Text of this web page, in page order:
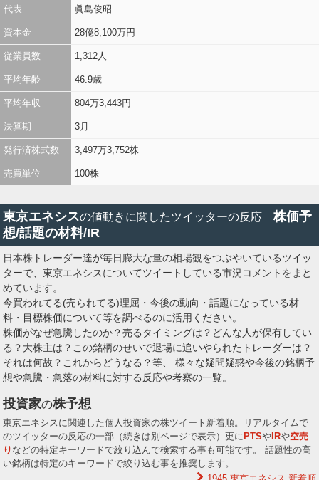
代表 眞島俊昭
資本金 28億8,100万円
従業員数 1,312人
平均年齢 46.9歳
平均年収 804万3,443円
決算期 3月
発行済株式数 3,497万3,752株
売買単位 100株
東京エネシスの値動きに関したツイッターの反応 株価予
想/話題の材料/IR
日本株トレーダー達が毎日膨大な量の相場観をつぶやいているツイッ
ターで、東京エネシスについてツイートしている市況コメントをまと
めています。
今買われてる(売られてる)理屈・今後の動向・話題になっている材
料・目標株価について等を調べるのに活用ください。
株価がなぜ急騰したのか？売るタイミングは？どんな人が保有してい
る？大株主は？この銘柄のせいで退場に追いやられたトレーダーは？
それは何故？これからどうなる？等、 様々な疑問疑惑や今後の銘柄予
想や急騰・急落の材料に対する反応や考察の一覧。
投資家の株予想
東京エネシスに関連した個人投資家の株ツイート新着順。リアルタイムで
のツイッターの反応の一部（続きは別ページで表示）更に PTSや IRや空売
り などの特定キーワードで絞り込んで検索する事も可能です。 話題性の高
い銘柄は特定のキーワードで絞り込む事を推奨します。